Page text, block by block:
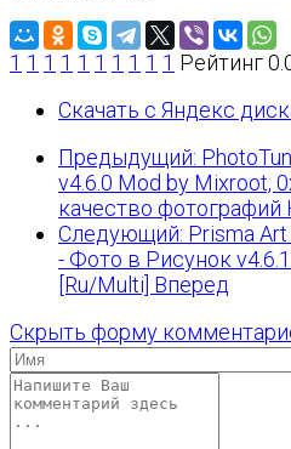
1 1 1 1 1 1 1 1 1 1 Рейтинг
Скачать с Яндекс
Предыдущий:
v4.6.0 Mod by Mixroot,
качество фотографий
Следующий: Prisma
- Фото в Рисунок
[Ru/Multi] Вперед
Скрыть форму